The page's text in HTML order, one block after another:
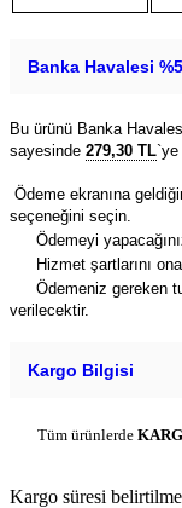
Banka Havalesi
Bu ürünü Banka
sayesinde 279,30 TL`ye
Ödeme ekranına
seçeneğini seçin.
Ödemeyi
Hizmet şartlarını
Ödemeniz gereken
verilecektir.
Kargo Bilgisi
Tüm ürünlerde
Kargo süresi